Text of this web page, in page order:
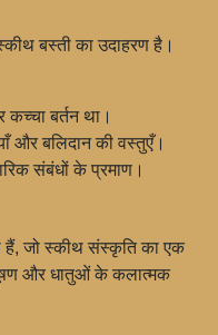
बस्ती का उदाहरण है।
बर्तन था।
और बलिदान की वस्तुएँ।
संबंधों के प्रमाण।
हैं, जो स्कीथ संस्कृति का एक
और धातुओं के कलात्मक